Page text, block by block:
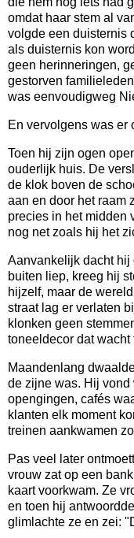
omdat haar stem al
volgde een duisternis
als duisternis kon
geen herinneringen,
gestorven
was eenvoudigweg
En vervolgens was er
Toen hij zijn ogen
ouderlijk huis. De
de klok boven de
aan en door het raam
precies in het midden
nog net zoals hij het
Aanvankelijk dacht hij
buiten liep, kreeg hij
hijzelf, maar de
straat lag er verlaten
klonken geen
toneeldecor dat
Maandenlang
de zijne was. Hij
opengingen, cafés
klanten elk moment
treinen aankwamen
Pas veel later
vrouw zat op een
kaart voorkwam. Ze
en toen hij
glimlachte ze en zei: